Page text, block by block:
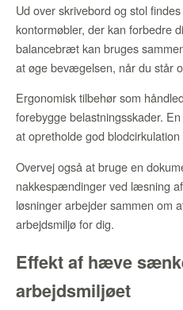
Ud over skrivebord og stol
kontormøbler, der kan forbedre
balancebræt kan bruges
at øge bevægelsen, når du står
Ergonomisk tilbehør som
forebygge belastningsskader.
at opretholde god
Overvej også at bruge en
nakkespændinger ved læsning
løsninger arbejder sammen om
arbejdsmiljø for dig.
Effekt af hæve
arbejdsmiljøet